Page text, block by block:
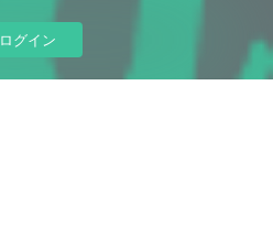
ログイン